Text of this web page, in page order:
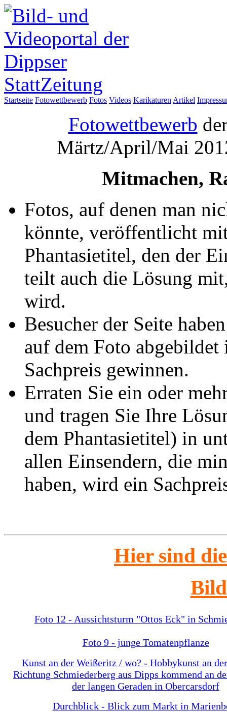
Startseite Fotowettbewerb Fotos Videos Karikaturen Artikel
Fotowettbewerb
Märtz/April/Mai
Mitmachen,
Fotos, auf denen man
könnte, veröffentlicht
Phantasietitel, den der
teilt auch die Lösung
wird.
Besucher der Seite
auf dem Foto
Sachpreis gewinnen.
Erraten Sie ein oder
und tragen Sie Ihre
dem Phantasietitel) in
allen Einsendern, die
haben, wird ein
Hier sind
Foto 12 - Aussichtsturm "Ottos Eck" in
Foto 9 - junge Tomatenpflanze
Kunst an der Weißeritz / wo? - Hobbykunst an
Richtung Schmiederberg aus Dipps kommend an
der langen Geraden in Obercarsdorf
Durchblick - Blick zum Markt in